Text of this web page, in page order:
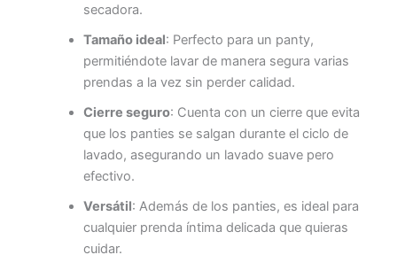
secadora.
Tamaño ideal: Perfecto para un panty,
permitiéndote lavar de manera segura varias
prendas a la vez sin perder calidad.
Cierre seguro: Cuenta con un cierre que evita
que los panties se salgan durante el ciclo de
lavado, asegurando un lavado suave pero
efectivo.
Versátil: Además de los panties, es ideal para
cualquier prenda íntima delicada que quieras
cuidar.